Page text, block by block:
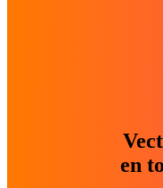
en